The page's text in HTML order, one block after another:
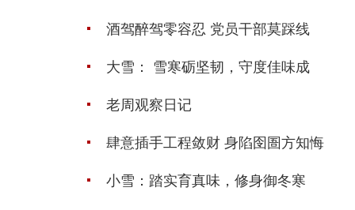
酒驾醉驾零容忍 党员干部莫踩线
大雪： 雪寒砺坚韧，守度佳味成
老周观察日记
肆意插手工程敛财 身陷囹圄方知悔
小雪：踏实育真味，修身御冬寒